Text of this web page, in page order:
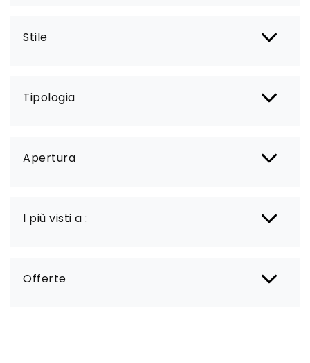
Stile
Tipologia
Apertura
I più visti a :
Offerte